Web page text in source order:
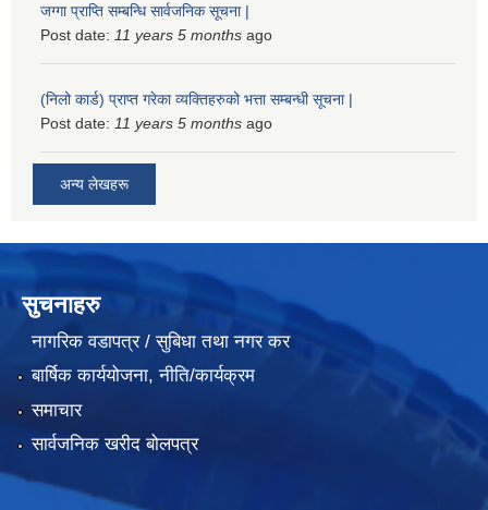
जग्गा प्राप्ति सम्बन्धि सार्वजनिक सूचना |
Post date: 11 years 5 months ago
(निलो कार्ड) प्राप्त गरेका व्यक्तिहरुको भत्ता सम्बन्धी सूचना |
Post date: 11 years 5 months ago
अन्य लेखहरू
सुचनाहरु
नागरिक वडापत्र / सुबिधा तथा नगर कर
बार्षिक कार्ययोजना, नीति/कार्यक्रम
समाचार
सार्वजनिक खरीद बोलपत्र